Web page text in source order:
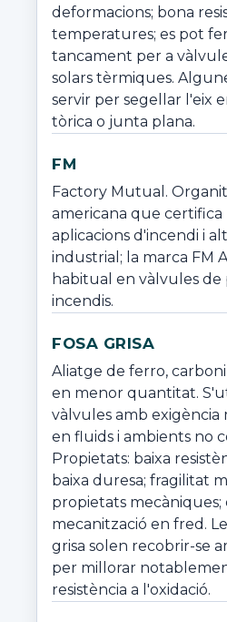
deformacions; bona
temperatures; es pot
tancament per a
solars tèrmiques.
servir per segellar l'eix
tòrica o junta plana.
FM
Factory Mutual.
americana que
aplicacions d'incendi i
industrial; la marca FM
habitual en vàlvules
incendis.
FOSA GRISA
Aliatge de ferro,
en menor quantitat.
vàlvules amb exigència
en fluids i ambients no
Propietats: baixa
baixa duresa; fragilitat
propietats mecàniques;
mecanització en fred.
grisa solen recobrir-se
per millorar
resistència a l'oxidació.